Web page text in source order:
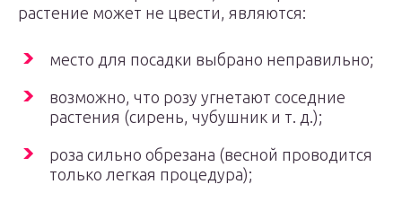
растение может не цвести, являются:
место для посадки выбрано неправильно;
возможно, что розу угнетают соседние
растения (сирень, чубушник и т. д.);
роза сильно обрезана (весной проводится
только легкая процедура);